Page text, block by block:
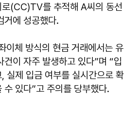
로(CC)TV를 추적해 A씨의 동선
거에 성공했다.
이체 방식의 현금 거래에서는 유
건이 자주 발생하고 있다”며 “입
실제 입금 여부를 실시간으로 확
수 있다”고 주의를 당부했다.